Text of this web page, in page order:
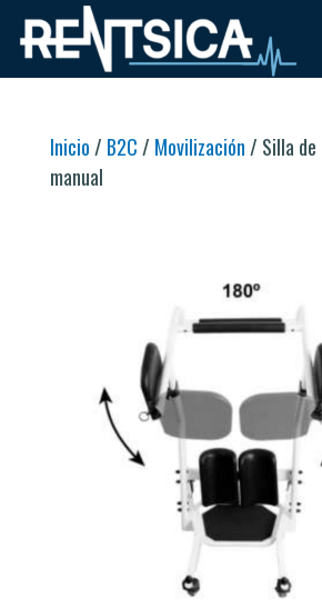
Inicio / B2C / Movilización / Silla
manual